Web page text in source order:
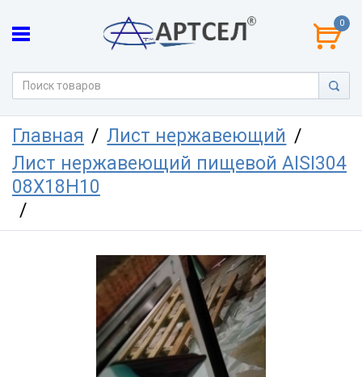
0
Главная
Лист нержавеющий
Лист нержавеющий пищевой AISI304
08Х18Н10